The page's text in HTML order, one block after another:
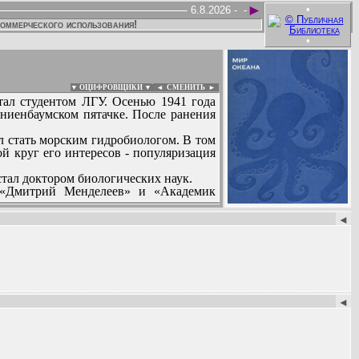
•
•
►
-
6.8.2026 -
использования!
▼ ОЦИФРОВЩИКИ ▼ ◄ СМЕНИТЬ ►
студентом ЛГУ. Осенью 1941 года
пятачке. После ранения
стать морским гидробиологом. В том
круг его интересов - популяризация
доктором биологических наук.
«Дмитрий Менделеев» и «Академик
книг переведены и изданы в США,
:
◄
◄